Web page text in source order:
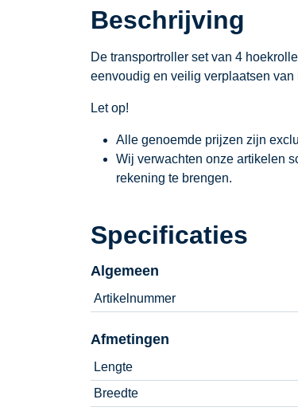
Beschrijving
De transportroller set van 4
eenvoudig en veilig verplaatsen
Let op!
Alle genoemde prijzen zijn
Wij verwachten onze artikelen
rekening te brengen.
Specificaties
Algemeen
Artikelnummer
Afmetingen
Lengte
Breedte